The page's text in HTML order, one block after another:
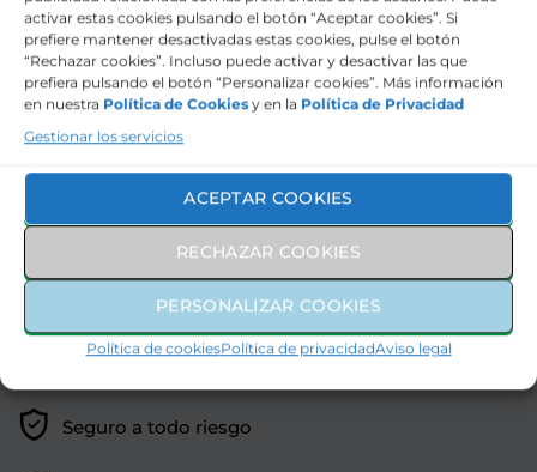
activar estas cookies pulsando el botón “Aceptar cookies”. Si
prefiere mantener desactivadas estas cookies, pulse el botón
“Rechazar cookies”. Incluso puede activar y desactivar las que
prefiera pulsando el botón “Personalizar cookies”. Más información
en nuestra Política de Cookies y en la Política de Privacidad
Gestionar los servicios
ACEPTAR COOKIES
RECHAZAR COOKIES
PERSONALIZAR COOKIES
Política de cookiesPolítica de privacidadAviso legal
Interior
Exterior
Marca
CUOTA MENSUAL 458€
SERVICIOS INCLUIDOS
Seguro a todo riesgo